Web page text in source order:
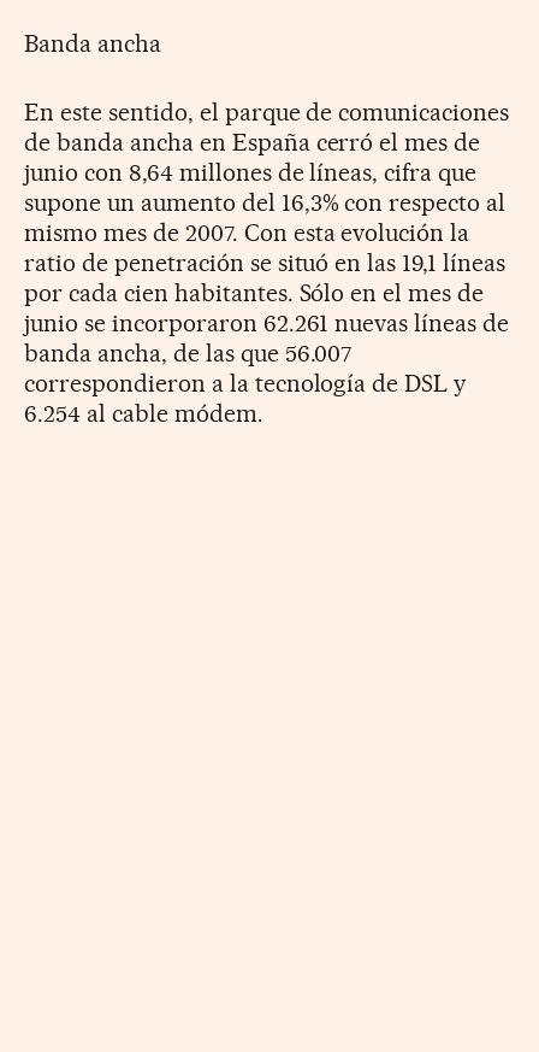
Banda ancha
En este sentido, el parque de comunicaciones
de banda ancha en España cerró el mes de
junio con 8,64 millones de líneas, cifra que
supone un aumento del 16,3% con respecto al
mismo mes de 2007. Con esta evolución la
ratio de penetración se situó en las 19,1 líneas
por cada cien habitantes. Sólo en el mes de
junio se incorporaron 62.261 nuevas líneas de
banda ancha, de las que 56.007
correspondieron a la tecnología de DSL y
6.254 al cable módem.